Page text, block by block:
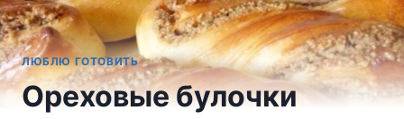
ЛЮБЛЮ ГОТОВИТЬ
Ореховые булочки